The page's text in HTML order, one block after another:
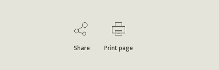
Share Print page